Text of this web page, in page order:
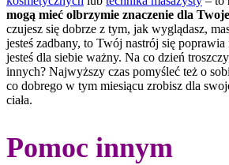
mogą mieć olbrzymie znaczenie dla
czujesz się dobrze z tym, jak wyglądasz,
jesteś zadbany, to Twój nastrój się
jesteś dla siebie ważny. Na co dzień
innych? Najwyższy czas pomyśleć też o
co dobrego w tym miesiącu zrobisz dla
ciała.
Pomoc innym